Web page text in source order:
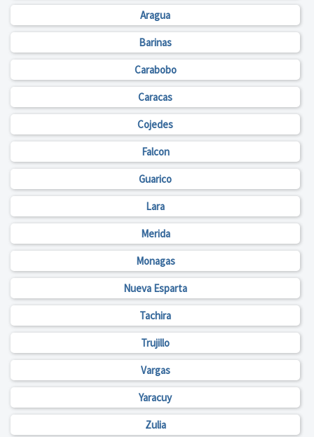
Aragua
Barinas
Carabobo
Caracas
Cojedes
Falcon
Guarico
Lara
Merida
Monagas
Nueva Esparta
Tachira
Trujillo
Vargas
Yaracuy
Zulia